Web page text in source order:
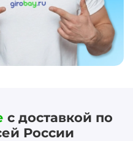
с доставкой по
России